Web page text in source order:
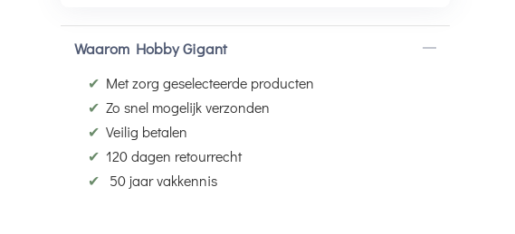
Waarom Hobby Gigant
✔ Met zorg geselecteerde producten
✔ Zo snel mogelijk verzonden
✔ Veilig betalen
✔ 120 dagen retourrecht
✔
50 jaar vakkennis